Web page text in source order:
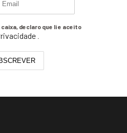
declaro que li e aceito